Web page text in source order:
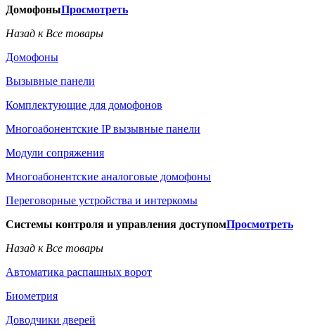
ДомофоныПросмотреть
Назад к Все товары
Домофоны
Вызывные панели
Комплектующие для домофонов
Многоабонентские IP вызывные панели
Модули сопряжения
Многоабонентские аналоговые домофоны
Переговорные устройства и интеркомы
Системы контроля и управления доступомПросмотреть
Назад к Все товары
Автоматика распашных ворот
Биометрия
Доводчики дверей